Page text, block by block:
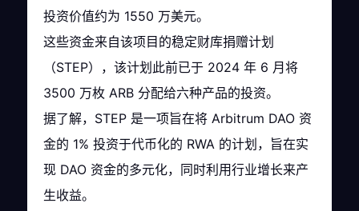
投资价值约为 1550 万美元。
这些资金来自该项目的稳定财库捐赠计划
（STEP），该计划此前已于 2024 年 6 月将
3500 万枚 ARB 分配给六种产品的投资。
据了解，STEP 是一项旨在将 Arbitrum DAO 资
金的 1% 投资于代币化的 RWA 的计划，旨在实
现 DAO 资金的多元化，同时利用行业增长来产
生收益。